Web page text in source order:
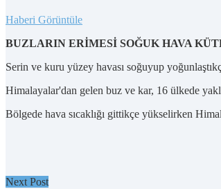
Haberi Görüntüle
BUZLARIN ERİMESİ SOĞUK HAVA
Serin ve kuru yüzey havası soğuyup
Himalayalar'dan gelen buz ve kar, 16 ülkede
Bölgede hava sıcaklığı gittikçe yükselirken
Next Post